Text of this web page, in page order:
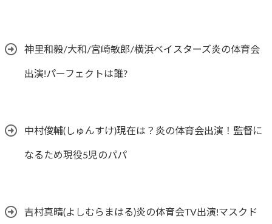
神里和毅/大和/宮崎敏郎/横浜ベイスターズ炎の体育会
出演!パーフェクトは誰?
中村俊輔(しゅんすけ)現在は？炎の体育会出演！監督に
なるため現役5児のパパ
吉村真晴(よしむらまはる)炎の体育会TV出演!マスクド